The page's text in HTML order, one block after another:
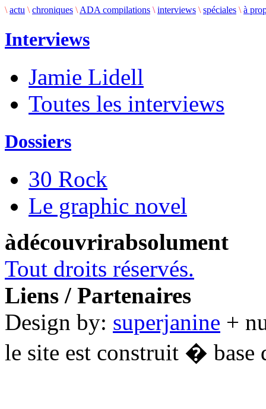
\ actu \ chroniques \ ADA compilations \ interviews \ spéciales \ à
Interviews
Jamie Lidell
Toutes les interviews
Dossiers
30 Rock
Le graphic novel
àdécouvrirabsolument
Tout droits réservés.
Liens / Partenaires
Design by: superjanine +
le site est construit � base